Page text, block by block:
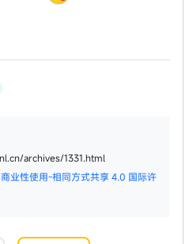
archives/1331.html
业性使用-相同方式共享 4.0 国际许